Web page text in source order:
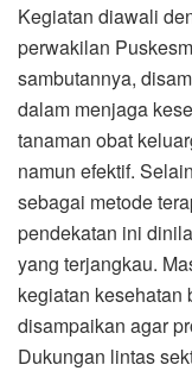
Kegiatan diawali
perwakilan
sambutannya,
dalam menjaga
tanaman obat
namun efektif.
sebagai metode
pendekatan ini
yang terjangkau.
kegiatan kesehatan
disampaikan agar
Dukungan lintas